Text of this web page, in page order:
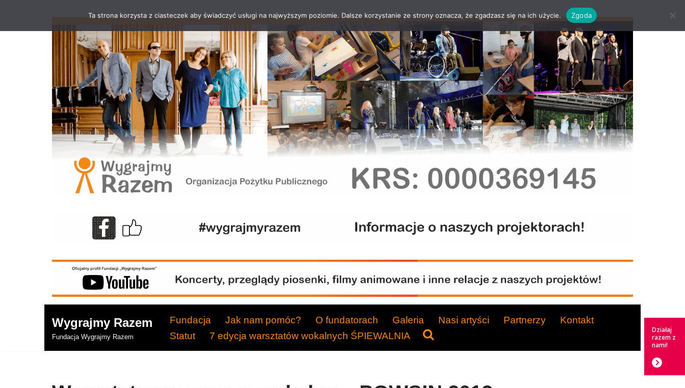
Wygrajmy Razem
Fundacja Wygrajmy Razem
Fundacja Jak nam pomóc? O fundatorach Galeria Nasi artyści Partnerzy
Kontakt
Statut
7 edycja warsztatów wokalnych ŚPIEWALNIA
Ta strona korzysta z ciasteczek aby świadczyć usługi na najwyższym poziomie. Dalsze korzystanie ze strony oznacza, że zgadzasz się na ich użycie. Zgoda
Działaj
razem z
nami!